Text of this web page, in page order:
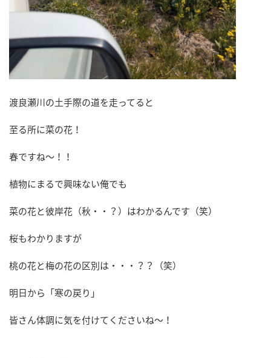
渡良瀬川の土手際の道を走ってると
至る所に菜の花！
春ですね～！！
植物にまるで興味ない俺でも
菜の花と彼岸花（秋・・？）はわかるんです（笑）
桜もわかりますが
桃の花と梅の花の区別は・・・？？（笑）
明日から「寒の戻り」
皆さん体調に気を付けてくださいね～！